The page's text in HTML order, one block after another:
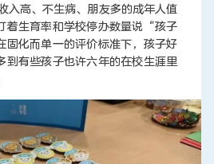
入高、不生病、朋友多的成年人值
着生育率和学校停办数量说“孩子
化而单一的评价标准下，孩子好
有些孩子也许六年的在校生涯里